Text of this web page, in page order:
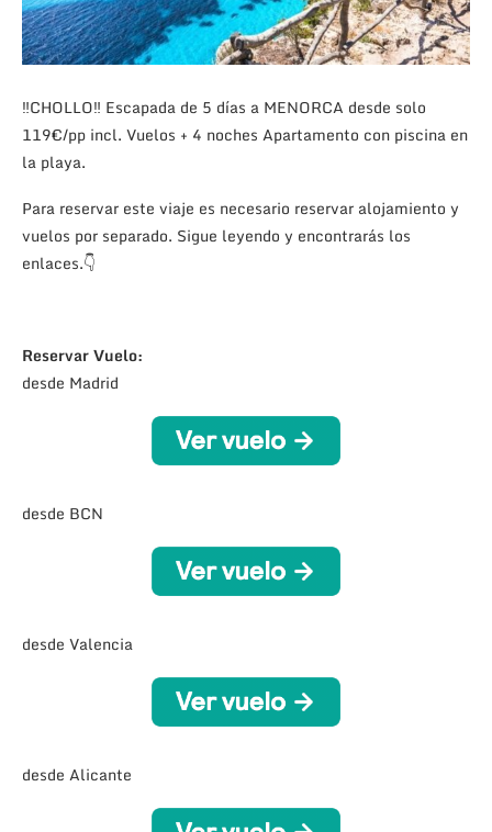
‼CHOLLO‼ Escapada de 5 días a MENORCA desde solo
119€/pp incl. Vuelos + 4 noches Apartamento con piscina en
la playa.
Para reservar este viaje es necesario reservar alojamiento y
vuelos por separado. Sigue leyendo y encontrarás los
enlaces.👇
Reservar Vuelo:
desde Madrid
desde BCN
desde Valencia
desde Alicante